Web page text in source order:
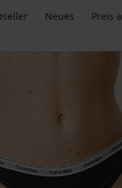
Neues Preis